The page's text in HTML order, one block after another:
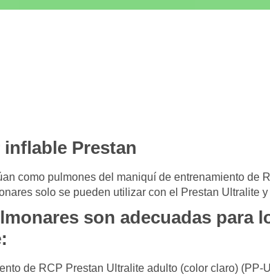
inflable Prestan
como pulmones del maniquí de entrenamiento de
solo se pueden utilizar con el Prestan Ultralite
son adecuadas para
de RCP Prestan Ultralite adulto (color claro) (PP-